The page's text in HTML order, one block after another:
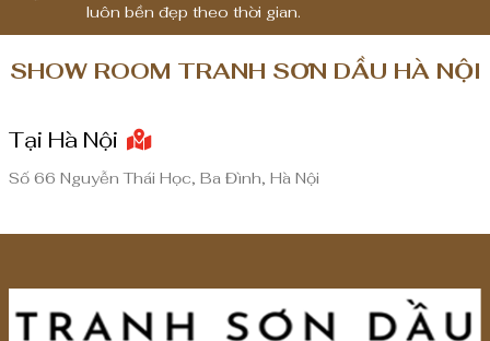
luôn bền đẹp theo thời gian.
SHOW ROOM TRANH SƠN DẦU HÀ NỘI
Tại Hà Nội
Số 66 Nguyễn Thái Học, Ba Đình, Hà Nội